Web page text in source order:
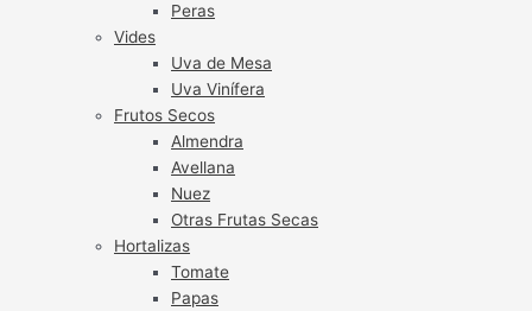
Peras
Vides
Uva de Mesa
Uva Vinífera
Frutos Secos
Almendra
Avellana
Nuez
Otras Frutas Secas
Hortalizas
Tomate
Papas